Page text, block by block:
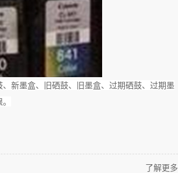
新墨盒、旧硒鼓、旧墨盒、过期硒鼓、过期墨
了解更多